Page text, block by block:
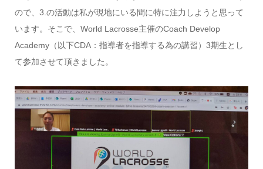
ので、3.の活動は私が現地にいる間に特に注力しようと思って
います。そこで、World Lacrosse主催のCoach Develop
Academy（以下CDA：指導者を指導する為の講習）3期生とし
て参加させて頂きました。